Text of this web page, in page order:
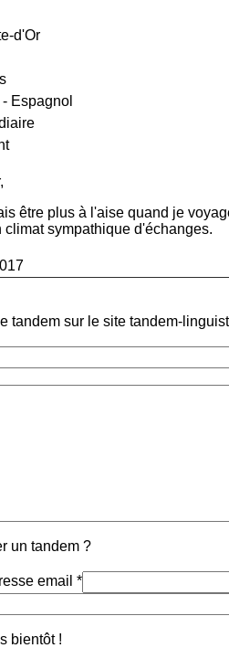
d'Or
Espagnol
être plus à l'aise quand je
climat sympathique d'échanges.
tandem sur le site tandem-
un tandem ?
email *
bientôt !